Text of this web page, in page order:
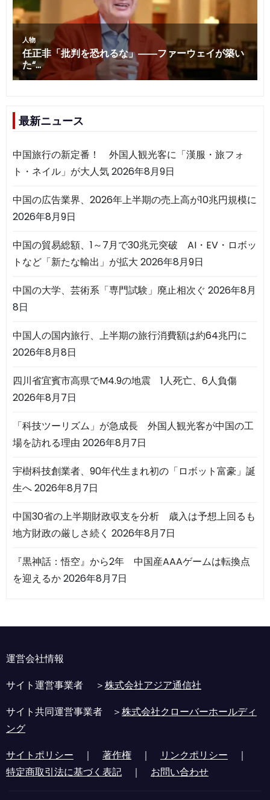
最新ニュース
中国旅行の新定番！ 外国人観光客に「漢服・旅フォ
ト・ネイル」が大人気2026年8月9日
中国の広告業界、2026年上半期の売上高が10兆円規模に
2026年8月9日
中国の貿易総額、1～7月で30兆元突破 AI・EV・ロボッ
トなど「新たな輸出」が拡大 2026年8月9日
中国の大学、芸術系「専門試験」廃止相次ぐ 2026年8月
8日
中国人の国内旅行、上半期の旅行消費額は約64兆円に
2026年8月8日
四川省宜賓市高県でM4.9の地震 1人死亡、6人負傷
2026年8月7日
「科技ツーリズム」が急成長 外国人観光客が中国の工
場を訪れる理由 2026年8月7日
宇樹科技創業者、90年代生まれ初の「ロボット富豪」誕
生へ2026年8月7日
中国30省の上半期財政収支を分析 歳入は予想上回るも
地方財政の厳しさ続く 2026年8月7日
『黒神話：悟空』から2年 中国産AAAゲームは転換点
を迎えるか2026年8月7日
運営会社情報
サイト運営事業者 ＞株式会社アジア通信社
サイト共同運営事業者 ＞株式会社クローバーホールディ
ング
サイトポリシー ｜ 著作権 ｜ リンクポリシー ｜
特定商取引法に基づく表記 ｜ お問い合わせ